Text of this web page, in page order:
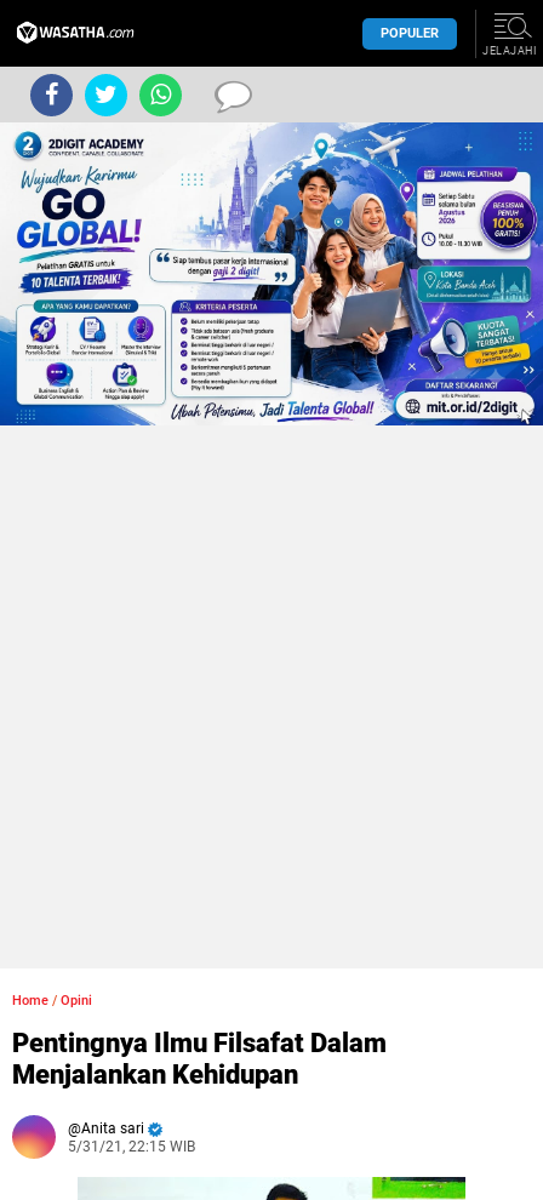
POPULER
JELAJAHI
Home / Opini
Pentingnya Ilmu Filsafat Dalam
Menjalankan Kehidupan
Anita sari
5/31/21, 22:15 WIB